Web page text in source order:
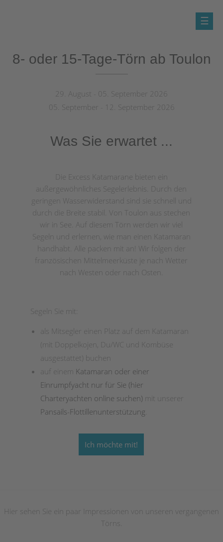
Katamaran ab Toulon
8- oder 15-Tage-Törn ab Toulon
29. August - 05. September 2026
05. September - 12. September 2026
Was Sie erwartet ...
Die Excess Katamarane bieten ein
außergewöhnliches Segelerlebnis. Durch den
geringen Wasserwiderstand sind sie schnell und
durch die Breite stabil. Von Toulon aus stechen
wir in See. Auf diesem Törn werden wir viel
Segeln und erlernen, wie man einen Katamaran
handhabt. Alle packen mit an! Wir folgen der
französischen Mittelmeerküste je nach Wetter
nach Westen oder nach Osten.
Segeln Sie mit:
als Mitsegler einen Platz auf dem Katamaran
(mit Doppelkojen, Du/WC und Kombüse
ausgestattet) buchen
auf einem Katamaran oder einer
Einrumpfyacht nur für Sie (hier
Charteryachten online suchen)mit unserer
Pansails-Flottillenunterstützung
Ich möchte mit!
Hier sehen Sie ein paar Impressionen von unseren vergangenen
Törns.